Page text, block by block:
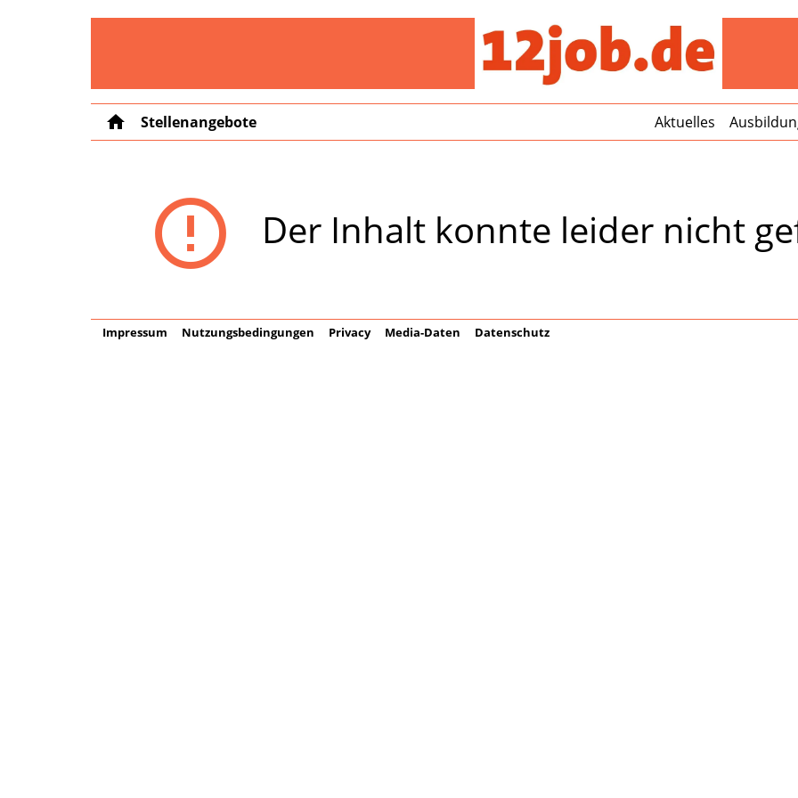
home Stellenangebote Aktuelles
error_outline Der Inhalt konnte leider nicht
Impressum Nutzungsbedingungen Privacy Media-Daten Datenschutz